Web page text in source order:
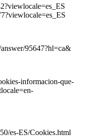
95647?hl=ca&
informacion-que-
es-ES/Cookies.html